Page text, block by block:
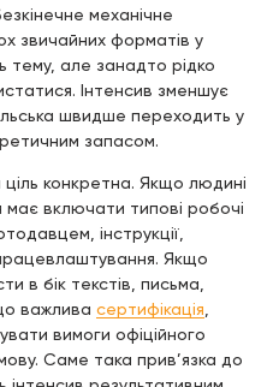
механічне
звичайних форматів у
але занадто рідко
Інтенсив зменшує
швидше переходить у
запасом.
конкретна. Якщо людині
має включати типові робочі
інструкції,
Якщо
в бік текстів, письма,
важлива сертифікація
вимоги офіційного
Саме така прив’язка до